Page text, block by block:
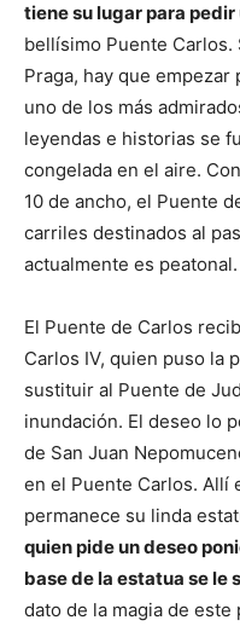
tiene su lugar para pedir
bellísimo Puente
Praga, hay que
uno de los más
leyendas e historias se
congelada en el aire.
10 de ancho, el Puente
carriles destinados al
actualmente es peatonal.
El Puente de Carlos
Carlos IV, quien puso la
sustituir al Puente de
inundación. El deseo lo
de San Juan
en el Puente Carlos. Allí
permanece su linda
quien pide un deseo
base de la estatua se le
dato de la magia de